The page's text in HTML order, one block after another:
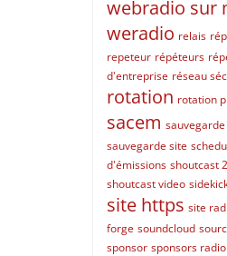
webradio sur
weradio relais
repeteur répéteurs
d'entreprise réseau
rotation rotation
sacem
sauvegarde site
d'émissions shoutcast
shoutcast video
site https site
forge soundcloud
sponsor sponsors radio